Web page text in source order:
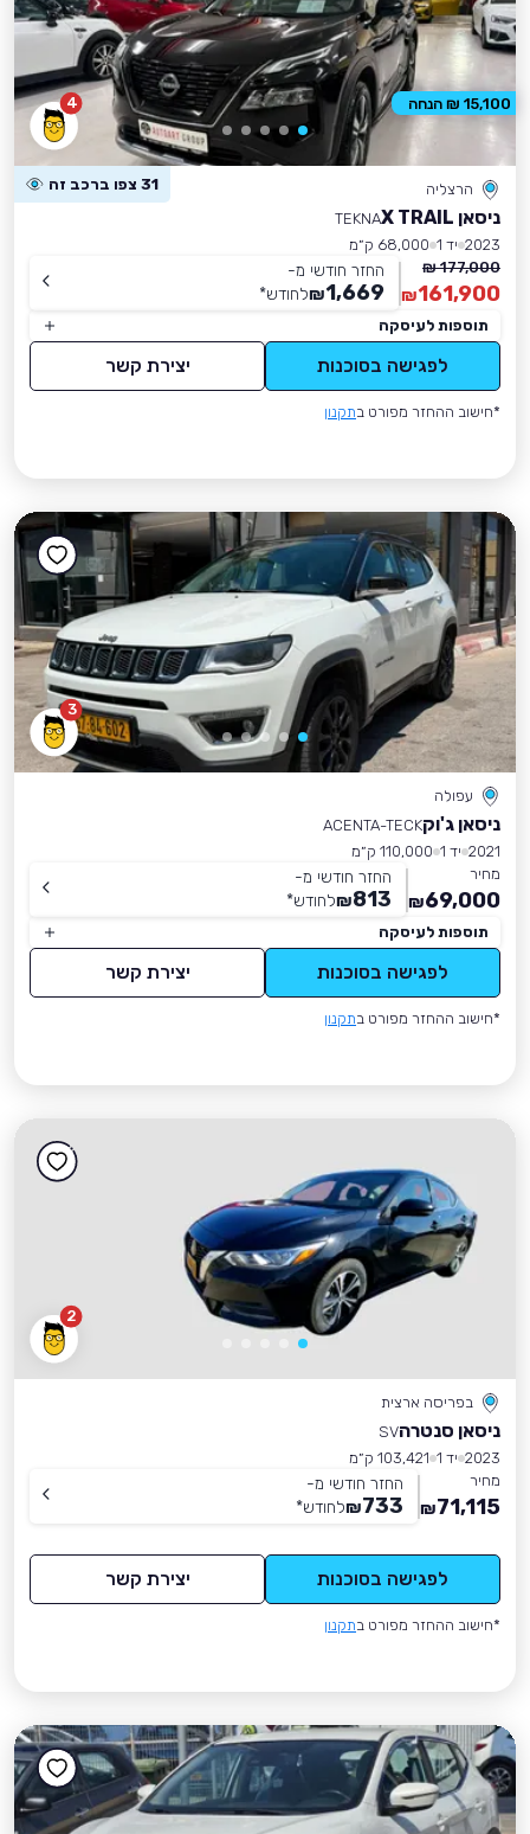
4
הרצליה 31 צפו ברכב זה
ניסאן X TRAIL
TEKNA
2023 יד 1
68,000 ק״מ
177,000 ₪
161,900
₪
החזר חודשי מ-
1,669
₪לחודש*
תוספות לעיסקה
לפגישה בסוכנות יצירת קשר
*חישוב ההחזר מפורט בתקנון
15,100 ₪ הנחה
3
עפולה
ניסאן ג'וקACENTA-TECK
2021 יד 1
110,000 ק״מ
מחיר
69,000
₪
החזר חודשי מ-
813
₪לחודש*
תוספות לעיסקה
לפגישה בסוכנות יצירת קשר
*חישוב ההחזר מפורט בתקנון
2
בפריסה ארצית
ניסאן סנטרהSV
2023 יד 1
103,421 ק״מ
מחיר
71,115
₪
החזר חודשי מ-
733
₪לחודש*
לפגישה בסוכנות יצירת קשר
*חישוב ההחזר מפורט בתקנון